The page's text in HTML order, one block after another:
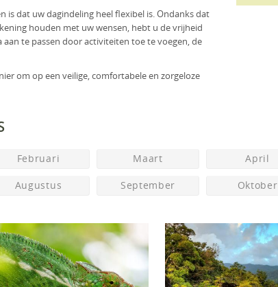
is dat uw dagindeling heel flexibel is. Ondanks dat
houden met uw wensen, hebt u de vrijheid
te passen door activiteiten toe te voegen, de
om op een veilige, comfortabele en zorgeloze
Februari Maart April
Augustus September Oktober